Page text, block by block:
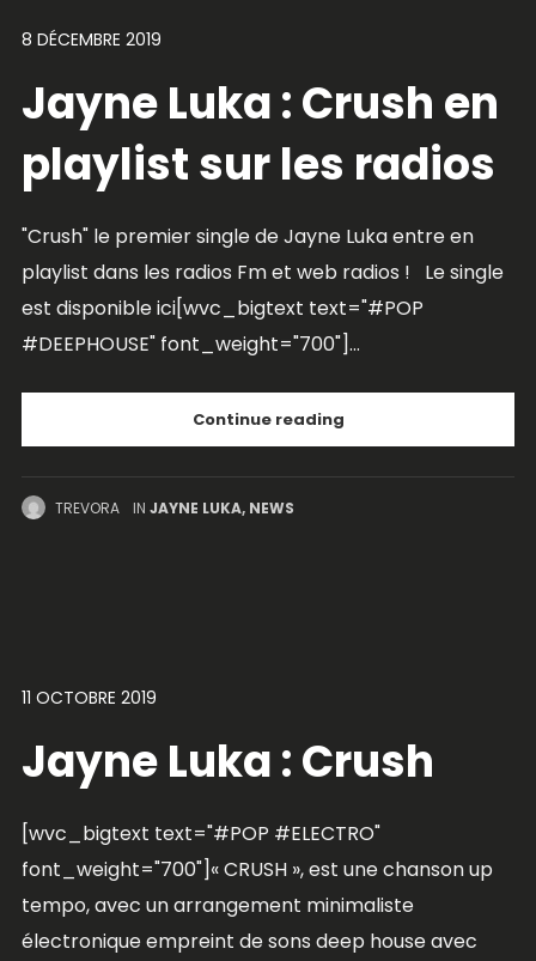
8 DÉCEMBRE 2019
Jayne Luka : Crush en
playlist sur les radios
"Crush" le premier single de Jayne Luka entre en
playlist dans les radios Fm et web radios ! Le single
est disponible ici[wvc_bigtext text="#POP
#DEEPHOUSE" font_weight="700"]...
Continue reading
TREVORA IN JAYNE LUKA, NEWS
11 OCTOBRE 2019
Jayne Luka : Crush
[wvc_bigtext text="#POP #ELECTRO"
font_weight="700"]« CRUSH », est une chanson up
tempo, avec un arrangement minimaliste
électronique empreint de sons deep house avec